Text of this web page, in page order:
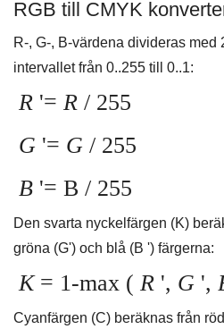
RGB till CMYK
R-, G-, B-värdena divideras med
intervallet från 0..255 till 0..1:
R '= R / 255
G '= G / 255
B '= B / 255
Den svarta nyckelfärgen (K)
gröna (G') och blå (B ') färgerna:
K= 1-max ( R ', G ',
Cyanfärgen (C) beräknas från